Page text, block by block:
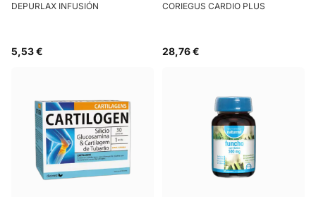
DEPURLAX INFUSIÓN
5,53 €
CORIEGUS CARDIO PLUS
28,76 €